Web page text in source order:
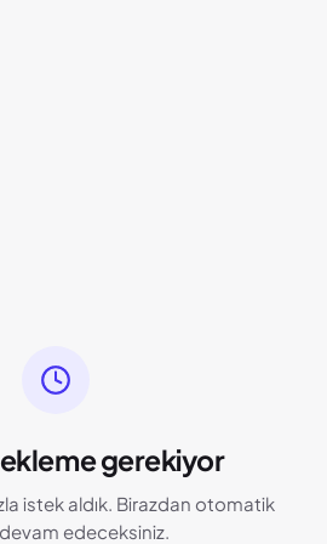
gerekiyor
istek aldık. Birazdan otomatik
edeceksiniz.